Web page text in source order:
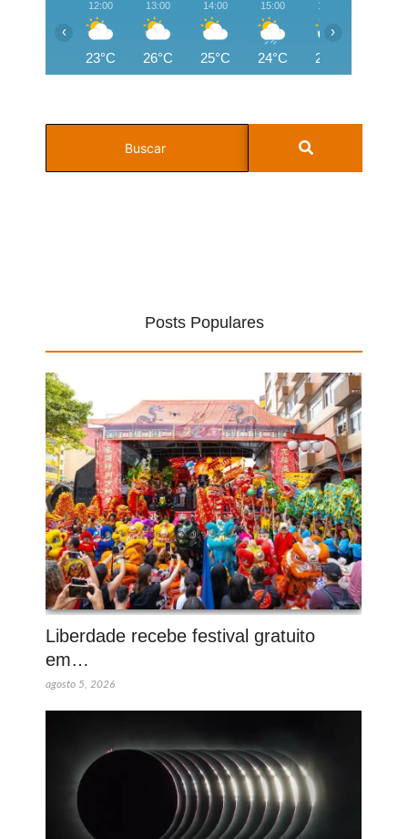
12:00
23°C
13:00
26°C
14:00
25°C
15:00
24°C
16:00
24°C
‹ ›
Posts Populares
Liberdade recebe festival gratuito
em…
agosto 5, 2026